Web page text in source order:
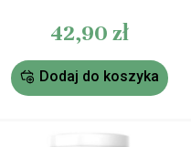
42,90 zł
Dodaj do koszyka